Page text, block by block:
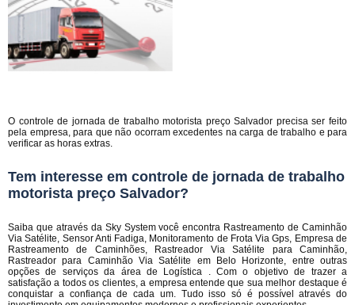
O controle de jornada de trabalho motorista preço Salvador precisa ser feito
pela empresa, para que não ocorram excedentes na carga de trabalho e para
verificar as horas extras.
Tem interesse em controle de jornada de trabalho
motorista preço Salvador?
Saiba que através da Sky System você encontra Rastreamento de Caminhão
Via Satélite, Sensor Anti Fadiga, Monitoramento de Frota Via Gps, Empresa de
Rastreamento de Caminhões, Rastreador Via Satélite para Caminhão,
Rastreador para Caminhão Via Satélite em Belo Horizonte, entre outras
opções de serviços da área de Logística . Com o objetivo de trazer a
satisfação a todos os clientes, a empresa entende que sua melhor destaque é
conquistar a confiança de cada um. Tudo isso só é possível através do